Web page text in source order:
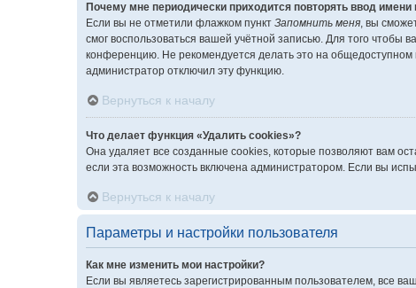
Почему мне периодически приходится повторять ввод имени
Если вы не отметили флажком пункт Запомнить меня, вы
смог воспользоваться вашей учётной записью. Для того
конференцию. Не рекомендуется делать это на общедоступном
администратор отключил эту функцию.
Вернуться к началу
Что делает функция «Удалить cookies»?
Она удаляет все созданные cookies, которые позволяют вам
если эта возможность включена администратором. Если вы
Вернуться к началу
Параметры и настройки пользователя
Как мне изменить мои настройки?
Если вы являетесь зарегистрированным пользователем, все